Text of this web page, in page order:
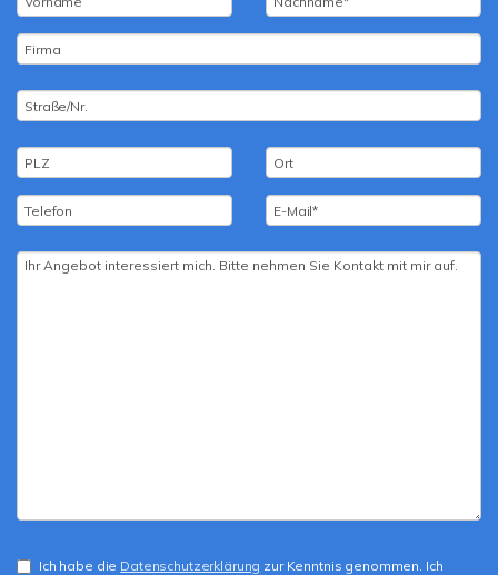
Ich habe die Datenschutzerklärung zur Kenntnis genommen. Ich